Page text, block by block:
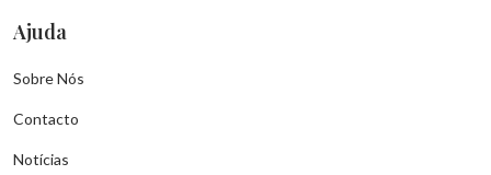
Ajuda
Sobre Nós
Contacto
Notícias